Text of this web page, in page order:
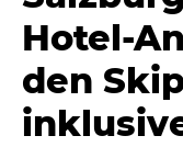
Hotel-
den